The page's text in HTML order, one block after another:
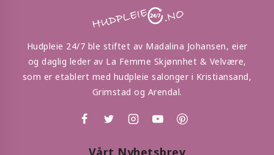
Hudpleie 24/7 ble stiftet av Madalina Johansen, eier
og daglig leder av La Femme Skjønnhet & Velvære,
som er etablert med hudpleie salonger i Kristiansand,
Grimstad og Arendal.
Vårt Nyhetsbrev